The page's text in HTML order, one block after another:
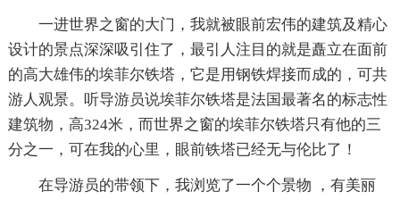
一进世界之窗的大门，我就被眼前宏伟的建筑及精心
设计的景点深深吸引住了，最引人注目的就是矗立在面前
的高大雄伟的埃菲尔铁塔，它是用钢铁焊接而成的，可共
游人观景。听导游员说埃菲尔铁塔是法国最著名的标志性
建筑物，高324米，而世界之窗的埃菲尔铁塔只有他的三
分之一，可在我的心里，眼前铁塔已经无与伦比了！
在导游员的带领下，我浏览了一个个景物 ，有美丽